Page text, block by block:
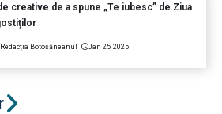
creative de a spune „Te iubesc” de Ziua
Redacția Botoșăneanul Jan 25, 2025